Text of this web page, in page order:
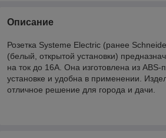
Описание
Розетка Systeme Electric (ранее
(белый, открытой установки)
на ток до 16А. Она изготовлена из ABS-
установке и удобна в применении.
отличное решение для города и дачи.